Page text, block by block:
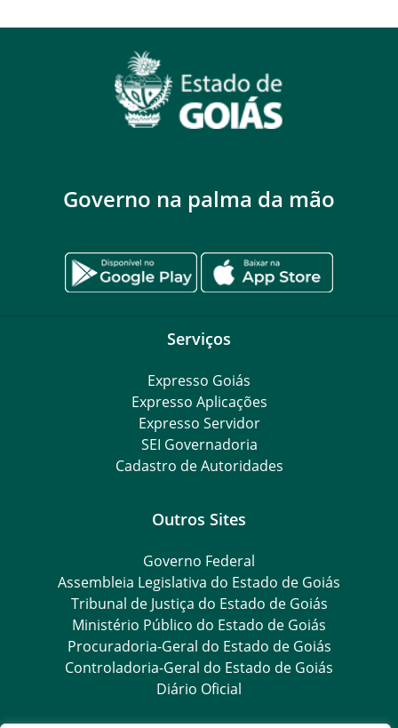
Governo na palma da mão
Serviços
Expresso Goiás
Expresso Aplicações
Expresso Servidor
SEI Governadoria
Cadastro de Autoridades
Outros Sites
Governo Federal
Assembleia Legislativa do Estado de Goiás
Tribunal de Justiça do Estado de Goiás
Ministério Público do Estado de Goiás
Procuradoria-Geral do Estado de Goiás
Controladoria-Geral do Estado de Goiás
Diário Oficial